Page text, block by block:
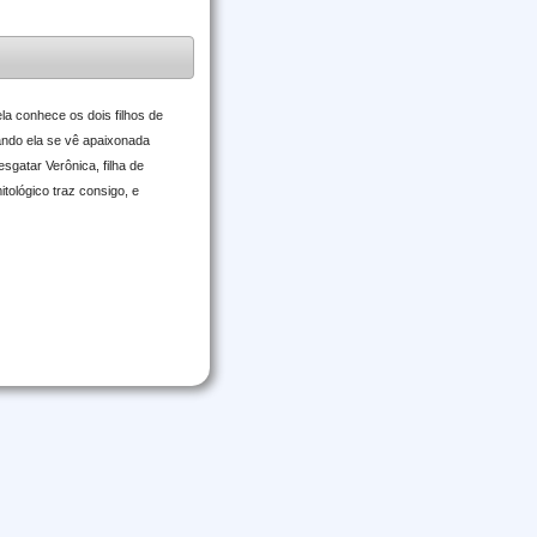
conhece os dois filhos de
ela se vê apaixonada
Verônica, filha de
traz consigo, e